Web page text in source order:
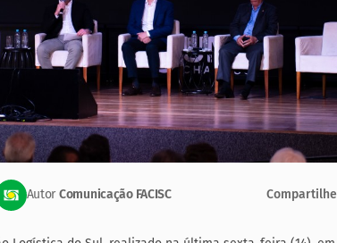
Autor Comunicação FACISC Compartilhe